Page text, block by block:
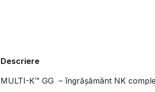
Descriere
MULTI-K™ GG – îngrășământ NK